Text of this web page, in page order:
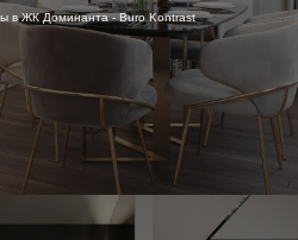
в ЖК Доминанта - Buro Kontrast